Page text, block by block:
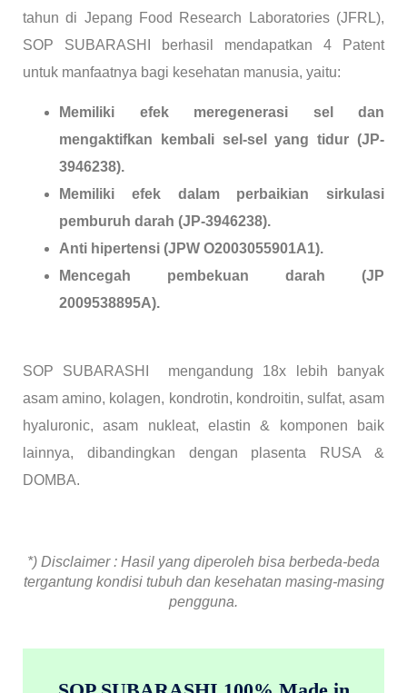
tahun di Jepang Food Research Laboratories (JFRL),
SOP SUBARASHI berhasil mendapatkan 4 Patent
untuk manfaatnya bagi kesehatan manusia, yaitu:
Memiliki efek meregenerasi sel dan
mengaktifkan kembali sel-sel yang tidur (JP-
3946238).
Memiliki efek dalam perbaikian sirkulasi
pemburuh darah (JP-3946238).
Anti hipertensi (JPW O2003055901A1).
Mencegah pembekuan darah (JP
2009538895A).
SOP SUBARASHI mengandung 18x lebih banyak
asam amino, kolagen, kondrotin, kondroitin, sulfat, asam
hyaluronic, asam nukleat, elastin & komponen baik
lainnya, dibandingkan dengan plasenta RUSA &
DOMBA.
*) Disclaimer : Hasil yang diperoleh bisa berbeda-beda
tergantung kondisi tubuh dan kesehatan masing-masing
pengguna.